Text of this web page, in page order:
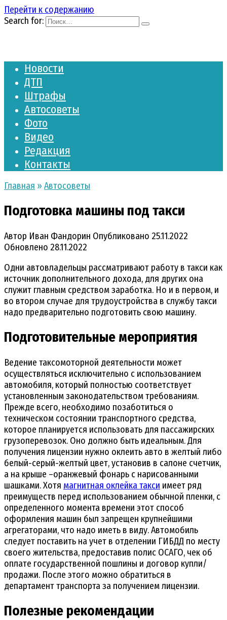
Перейти к содержанию
Search for:
Новости
ДТП
Штрафы
Автосоветы
Фото
Видео
Редакция
Контакты
Главная » Автосоветы
Подготовка машины под такси
Автор Иван Фандорин Опубликовано 25.11.2022
Обновлено 28.11.2022
Одни автовладельцы рассматривают работу в такси как
источник дополнительного дохода, для других она
служит главным средством заработка. Но и в первом, и
во втором случае для трудоустройства в службу такси
надо предварительно подготовить свою машину.
Подготовительные мероприятия
Ведение таксомоторной деятельности может
осуществляться исключительно с использованием
автомобиля, который полностью соответствует
установленным законодательством требованиям.
Прежде всего, необходимо позаботиться о
техническом состоянии транспортного средства,
которое планируется использовать для пассажирских
грузоперевозок. Оно должно быть идеальным. Для
получения лицензии нужно оклеить авто в желтый либо
белый-серый-желтый цвет, установив в салоне счетчик,
а на крыше –оранжевый фонарь с нарисованными
шашками. Хотя магнитная оклейка такси имеет ряд
преимуществ перед использованием обычной пленки, с
определенного момента времени этот способ
оформления машин был запрещен крупнейшими
агрегаторами, что надо иметь в виду. Автомобиль
следует поставить на учет в отделении ГИБДД по месту
своего жительства, предоставив полис ОСАГО, чек об
оплате государственной пошлины и договор купли/
продажи. После этого можно обратиться в
департамент транспорта за получением лицензии.
Полезные рекомендации